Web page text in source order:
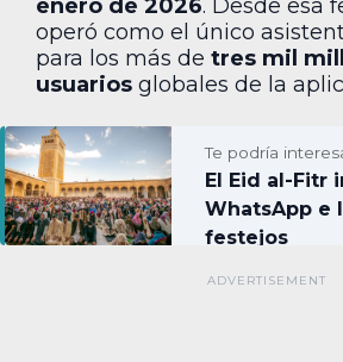
enero de 2026. Desde esa
operó como el único
para los más de tres mil
usuarios globales de la
Te podría
El Eid al-Fitr
WhatsApp e
festejos